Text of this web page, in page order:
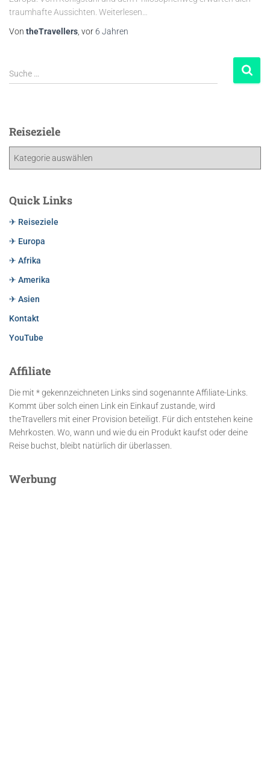
traumhafte Aussichten. Weiterlesen…
Von theTravellers , vor 6 Jahren
Suche …
Reiseziele
Quick Links
✈ Reiseziele
✈ Europa
✈ Afrika
✈ Amerika
✈ Asien
Kontakt
YouTube
Affiliate
Die mit * gekennzeichneten Links sind sogenannte Affiliate-Links.
Kommt über solch einen Link ein Einkauf zustande, wird
theTravellers mit einer Provision beteiligt. Für dich entstehen keine
Mehrkosten. Wo, wann und wie du ein Produkt kaufst oder deine
Reise buchst, bleibt natürlich dir überlassen.
Werbung